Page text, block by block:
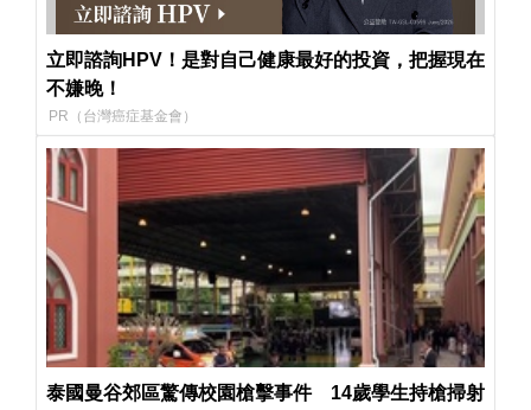
立即諮詢HPV！是對自己健康最好的投資，把握現在
不嫌晚！
PR（台灣癌症基金會）
泰國曼谷郊區驚傳校園槍擊事件 14歲學生持槍掃射